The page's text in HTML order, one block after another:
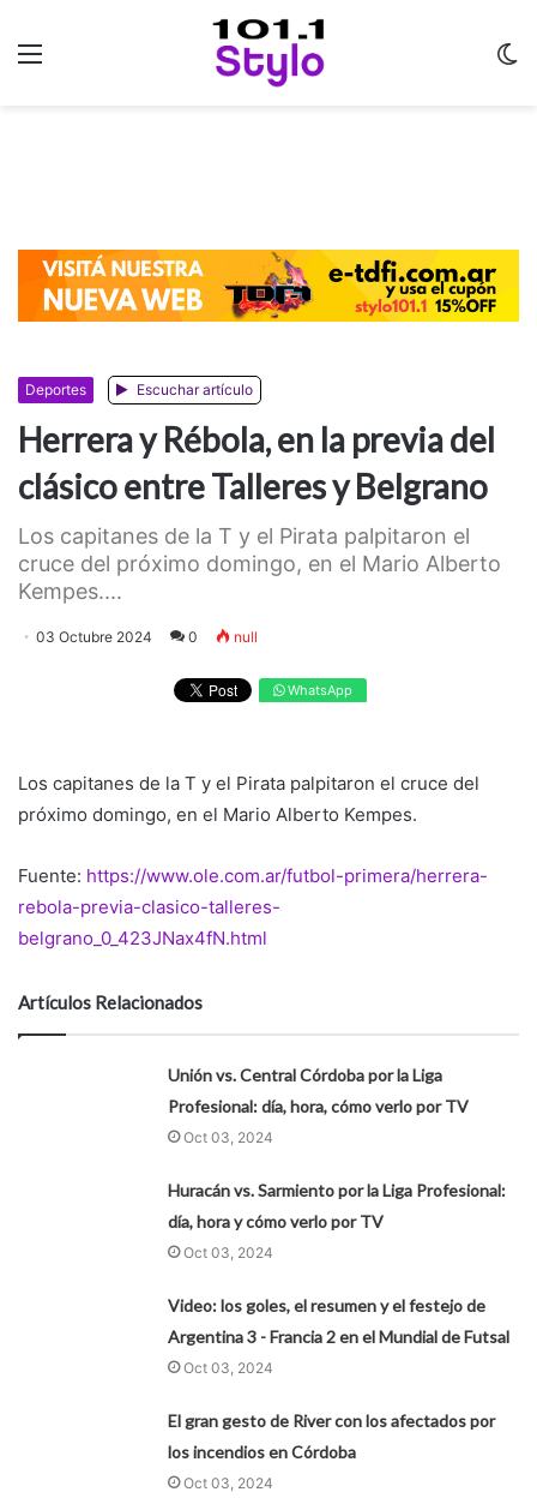
Deportes Escuchar artículo
Herrera y Rébola, en la previa del
clásico entre Talleres y Belgrano
Los capitanes de la T y el Pirata palpitaron el
cruce del próximo domingo, en el Mario Alberto
Kempes....
03 Octubre 2024 0 null
WhatsApp
Los capitanes de la T y el Pirata palpitaron el cruce del
próximo domingo, en el Mario Alberto Kempes.
Fuente: https://www.ole.com.ar/futbol-primera/herrera-
rebola-previa-clasico-talleres-
belgrano_0_423JNax4fN.html
Artículos Relacionados
Unión vs. Central Córdoba por la Liga
Profesional: día, hora, cómo verlo por TV
Oct 03, 2024
Huracán vs. Sarmiento por la Liga Profesional:
día, hora y cómo verlo por TV
Oct 03, 2024
Video: los goles, el resumen y el festejo de
Argentina 3 - Francia 2 en el Mundial de Futsal
Oct 03, 2024
El gran gesto de River con los afectados por
los incendios en Córdoba
Oct 03, 2024